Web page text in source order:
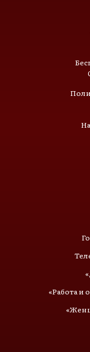
«Работа и